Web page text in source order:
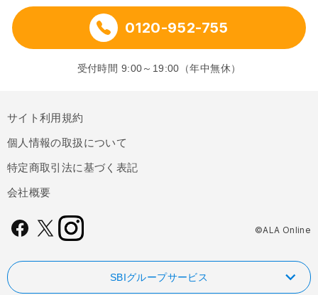
0120-952-755
受付時間 9:00～19:00（年中無休）
サイト利用規約
個人情報の取扱について
特定商取引法に基づく表記
会社概要
©ALA Online
SBIグループサービス